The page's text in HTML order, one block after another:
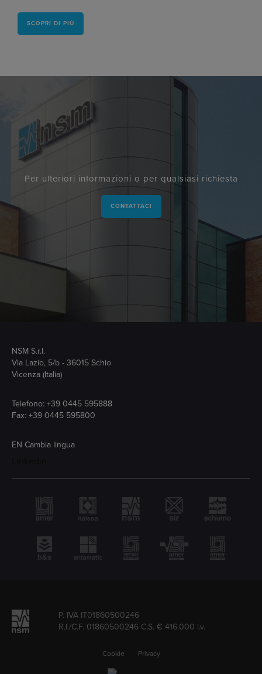
SCOPRI DI PIÙ
Per ulteriori informazioni o per qualsiasi richiesta
CONTATTACI
NSM S.r.l.
Via Lazio, 5/b - 36015 Schio
Vicenza (Italia)
Telefono: +39 0445 595888
Fax: +39 0445 595800
EN Cambia lingua
P. IVA IT01860500246
R.I./C.F. 01860500246 C.S. € 416.000 i.v.
Cookie Privacy